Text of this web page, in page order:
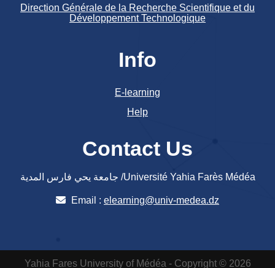
Direction Générale de la Recherche Scientifique et du
Développement Technologique
Info
E-learning
Help
Contact Us
جامعة يحي فارس المدية /Université Yahia Farès Médéa
Email : elearning@univ-medea.dz
Yahia Fares University of Médéa - Copyright © 2026